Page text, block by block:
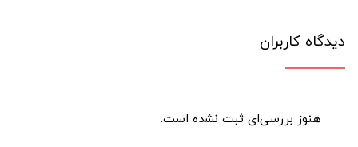
دیدگاه کاربران
هنوز بررسی‌ای ثبت نشده است.